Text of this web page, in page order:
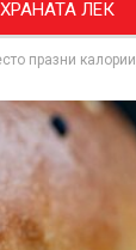
ХРАНАТА ЛЕК
празни